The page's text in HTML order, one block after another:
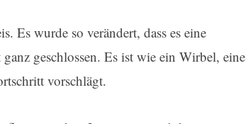
Es wurde so verändert, dass es eine
geschlossen. Es ist wie ein Wirbel, eine
vorschlägt.